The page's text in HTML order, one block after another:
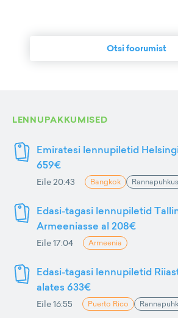
Otsi foorumist
LENNUPAKKUMISED
Emiratesi lennupiletid
659€
Eile 20:43 Bangkok Rannapuhkus
Edasi-tagasi lennupiletid
Armeeniasse al 208€
Eile 17:04 Armeenia
Edasi-tagasi lennupiletid
alates 633€
Eile 16:55 Puerto Rico